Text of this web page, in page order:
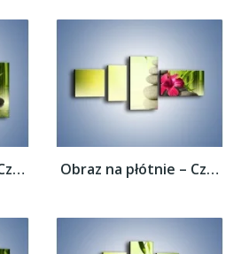
Obraz na płótnie – Czerwony sen o kwiatach... Obraz na płótnie – Czerwony sen o kwiatach...